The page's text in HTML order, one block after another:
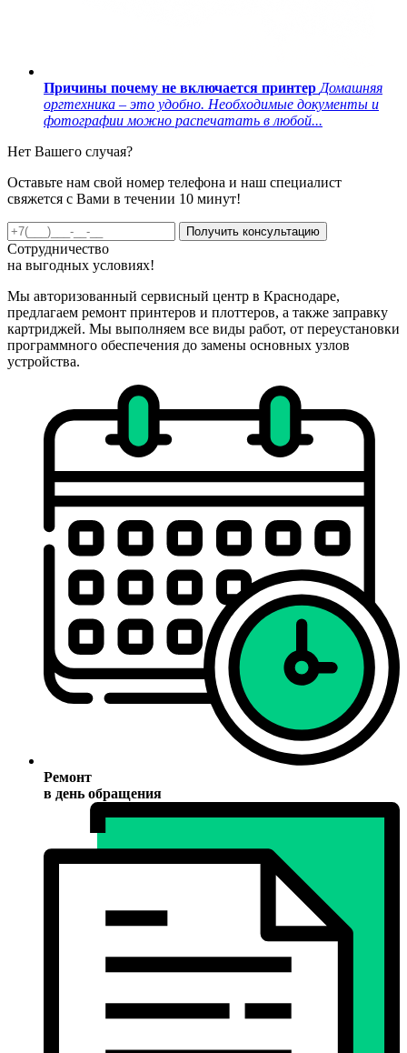
Причины почему не включается принтер Домашняя
оргтехника – это удобно. Необходимые документы и
фотографии можно распечатать в любой...
Нет Вашего случая?
Оставьте нам свой номер телефона и наш специалист
свяжется с Вами в течении 10 минут!
Получить консультацию
Сотрудничество
на выгодных условиях!
Мы авторизованный сервисный центр в Краснодаре,
предлагаем ремонт принтеров и плоттеров, а также заправку
картриджей. Мы выполняем все виды работ, от переустановки
программного обеспечения до замены основных узлов
устройства.
Ремонт
в день обращения